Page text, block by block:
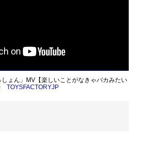
ょん」MV【楽しいことがなきゃバカみたい
TOYSFACTORYJP